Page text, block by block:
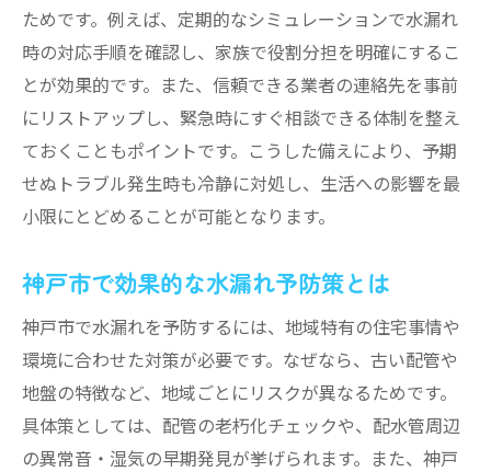
水漏れ対策で信頼できる業者選びのコツ
水漏れ被害を最小限に抑えるための準備
レジリエンス強化で水漏れ不安を減らす方
法
悪質業者を避ける神戸市でのポイント
水漏れ修理で悪質業者を見抜くための注意
点
神戸市水道局指定業者一覧のチェック方法
追加請求を避ける水漏れ修理のポイント
口コミでわかる信頼できる水漏れ業者の特
徴
神戸市で安心できる水漏れ業者の選び方
ためです。例えば、定期的なシミュレーションで水漏れ
時の対応手順を確認し、家族で役割分担を明確にするこ
とが効果的です。また、信頼できる業者の連絡先を事前
にリストアップし、緊急時にすぐ相談できる体制を整え
ておくこともポイントです。こうした備えにより、予期
せぬトラブル発生時も冷静に対処し、生活への影響を最
小限にとどめることが可能となります。
神戸市で効果的な水漏れ予防策とは
神戸市で水漏れを予防するには、地域特有の住宅事情や
環境に合わせた対策が必要です。なぜなら、古い配管や
地盤の特徴など、地域ごとにリスクが異なるためです。
具体策としては、配管の老朽化チェックや、配水管周辺
の異常音・湿気の早期発見が挙げられます。また、神戸